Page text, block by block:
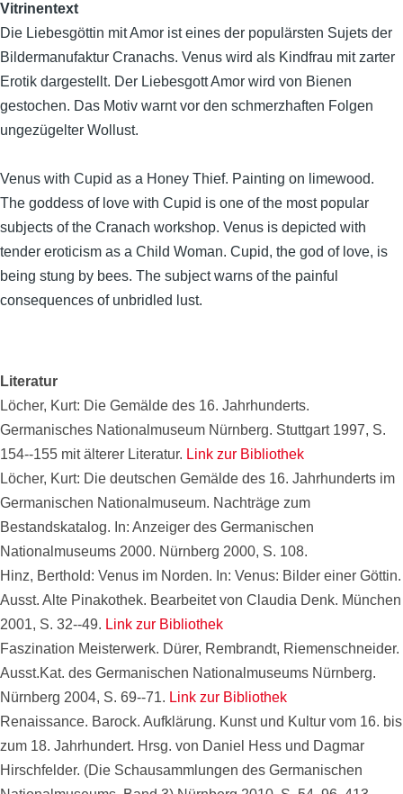
Vitrinentext
Die Liebesgöttin mit Amor ist eines der populärsten Sujets der
Bildermanufaktur Cranachs. Venus wird als Kindfrau mit zarter
Erotik dargestellt. Der Liebesgott Amor wird von Bienen
gestochen. Das Motiv warnt vor den schmerzhaften Folgen
ungezügelter Wollust.
Venus with Cupid as a Honey Thief. Painting on limewood.
The goddess of love with Cupid is one of the most popular
subjects of the Cranach workshop. Venus is depicted with
tender eroticism as a Child Woman. Cupid, the god of love, is
being stung by bees. The subject warns of the painful
consequences of unbridled lust.
Literatur
Löcher, Kurt: Die Gemälde des 16. Jahrhunderts.
Germanisches Nationalmuseum Nürnberg. Stuttgart 1997, S.
154--155 mit älterer Literatur. Link zur Bibliothek
Löcher, Kurt: Die deutschen Gemälde des 16. Jahrhunderts im
Germanischen Nationalmuseum. Nachträge zum
Bestandskatalog. In: Anzeiger des Germanischen
Nationalmuseums 2000. Nürnberg 2000, S. 108.
Hinz, Berthold: Venus im Norden. In: Venus: Bilder einer Göttin.
Ausst. Alte Pinakothek. Bearbeitet von Claudia Denk. München
2001, S. 32--49. Link zur Bibliothek
Faszination Meisterwerk. Dürer, Rembrandt, Riemenschneider.
Ausst.Kat. des Germanischen Nationalmuseums Nürnberg.
Nürnberg 2004, S. 69--71. Link zur Bibliothek
Renaissance. Barock. Aufklärung. Kunst und Kultur vom 16. bis
zum 18. Jahrhundert. Hrsg. von Daniel Hess und Dagmar
Hirschfelder. (Die Schausammlungen des Germanischen